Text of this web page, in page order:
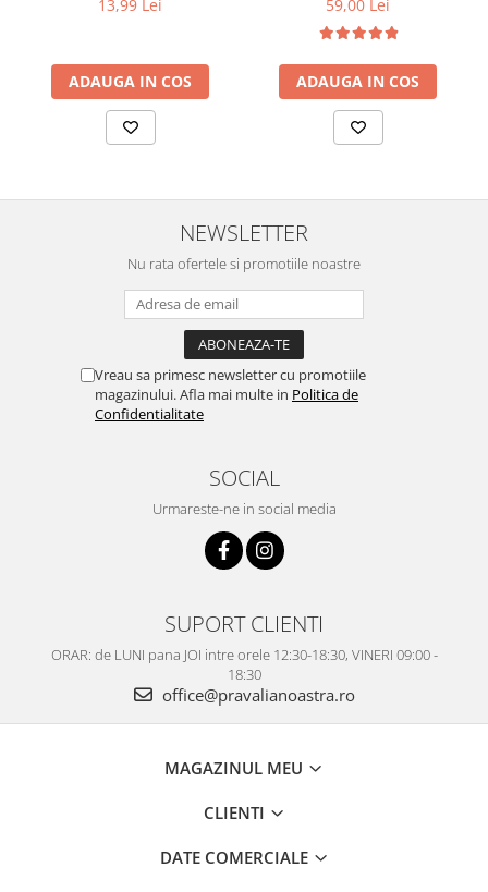
13,99 Lei
ADAUGA IN COS
59,00 Lei
ADAUGA IN COS
NEWSLETTER
Nu rata ofertele si promotiile noastre
Vreau sa primesc newsletter cu promotiile
magazinului. Afla mai multe in Politica de
Confidentialitate
SOCIAL
Urmareste-ne in social media
SUPORT CLIENTI
ORAR: de LUNI pana JOI intre orele 12:30-18:30, VINERI 09:00 -
18:30
office@pravalianoastra.ro
MAGAZINUL MEU
CLIENTI
DATE COMERCIALE